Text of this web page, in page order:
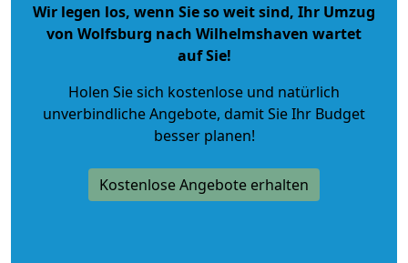
Wir legen los, wenn Sie so weit sind, Ihr Umzug
von Wolfsburg nach Wilhelmshaven wartet
auf Sie!
Holen Sie sich kostenlose und natürlich
unverbindliche Angebote, damit Sie Ihr Budget
besser planen!
Kostenlose Angebote erhalten